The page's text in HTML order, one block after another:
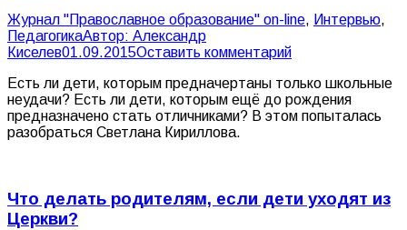
Журнал "Православное образование" on-line, Интервью,
ПедагогикаАвтор: Александр
Киселев01.09.2015Оставить комментарий
Есть ли дети, которым предначертаны только школьные
неудачи? Есть ли дети, которым ещё до рождения
предназначено стать отличниками? В этом попыталась
разобраться Светлана Кириллова.
Что делать родителям, если дети уходят из
Церкви?